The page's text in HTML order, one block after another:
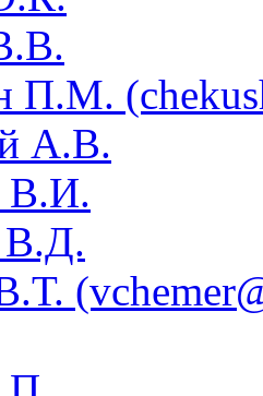
П.М.
А.В.
В.И.
В.Д.